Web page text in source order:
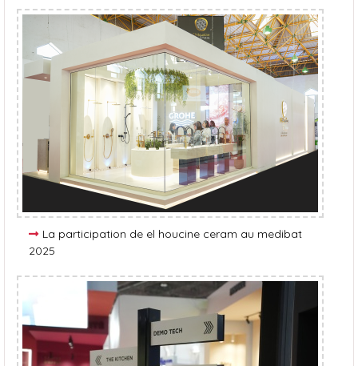
La participation de el houcine ceram au medibat
2025